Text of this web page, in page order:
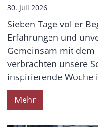
30. Juli 2026
Sieben Tage voller
Erfahrungen und
Gemeinsam mit dem
verbrachten unsere
inspirierende Woche
Mehr